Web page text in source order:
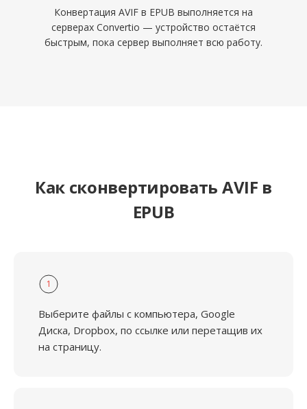
Конвертация AVIF в EPUB выполняется на
серверах Convertio — устройство остаётся
быстрым, пока сервер выполняет всю работу.
Как сконвертировать AVIF в
EPUB
1
Выберите файлы с компьютера, Google
Диска, Dropbox, по ссылке или перетащив их
на страницу.